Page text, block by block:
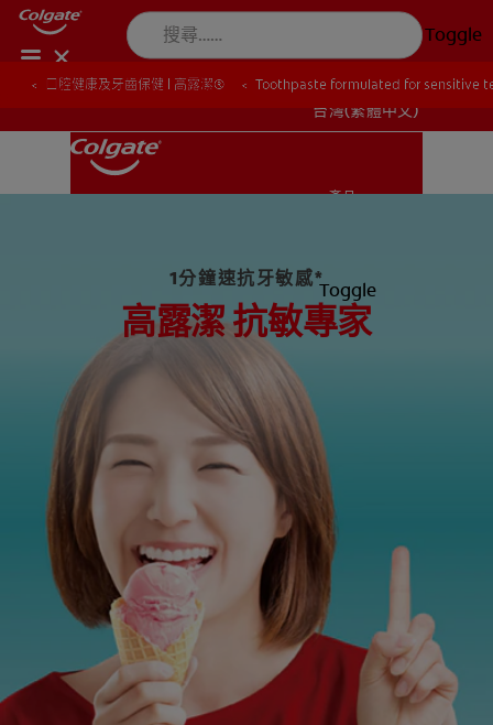
Toggle
台灣(繁體中文)
產品
口腔健康
Toggle
口腔健康及牙齒保健 | 高露潔® Toothpaste formulated for sensitive
口腔健康及牙齒保健 | 高露潔® Toothpaste formulated for sensitive
1分鐘速抗牙敏感*
高露潔 抗敏專家